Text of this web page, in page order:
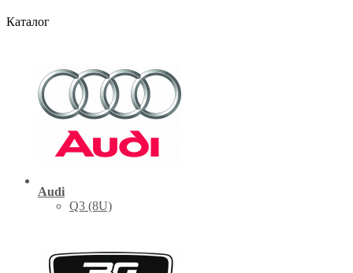
Каталог
Audi
Q3 (8U)